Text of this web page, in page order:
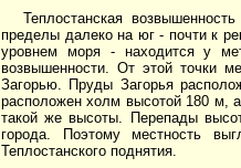
Теплостанская
пределы далеко на юг - почти к
уровнем моря - находится у
возвышенности. От этой точки
Загорью. Пруды Загорья
расположен холм высотой 180 м,
такой же высоты. Перепады
города. Поэтому местность
Теплостанского поднятия.